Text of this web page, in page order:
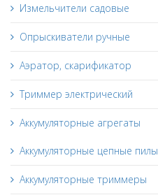
Измельчители садовые
Опрыскиватели ручные
Аэратор, скарификатор
Триммер электрический
Аккумуляторные агрегаты
Аккумуляторные цепные пилы
Аккумуляторные триммеры